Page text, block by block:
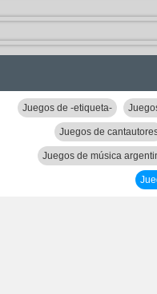
Juegos de -etiqueta-
Juegos de
Juegos de música